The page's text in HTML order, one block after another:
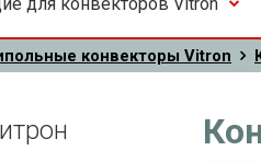
конвекторы Vitron